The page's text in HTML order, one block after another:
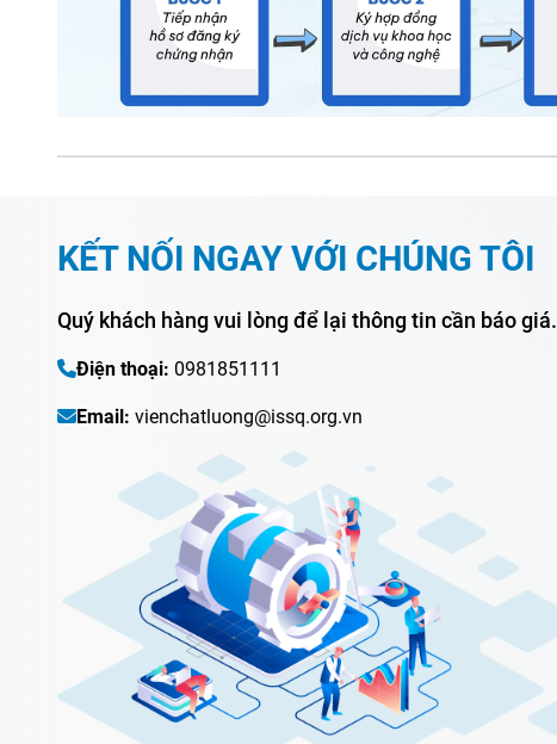
KẾT NỐI NGAY VỚI CHÚNG TÔI
Quý khách hàng vui lòng để lại thông tin cần báo giá.
Điện thoại: 0981851111
Email: vienchatluong@issq.org.vn